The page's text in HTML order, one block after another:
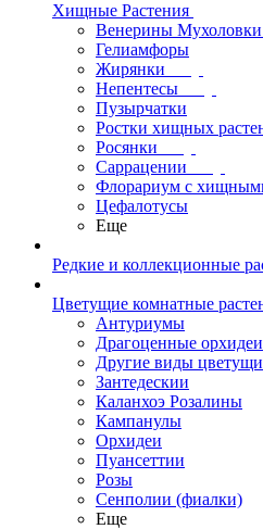
Хищные Растения
Венерины Мухоловки
Гелиамфоры
Жирянки
Непентесы
Пузырчатки
Ростки хищных
Росянки
Саррацении
Флорариум с
Цефалотусы
Еще
Редкие и коллекционные
Цветущие комнатные
Антуриумы
Драгоценные орхидеи
Другие виды
Зантедескии
Каланхоэ Розалины
Кампанулы
Орхидеи
Пуансеттии
Розы
Сенполии (фиалки)
Еще